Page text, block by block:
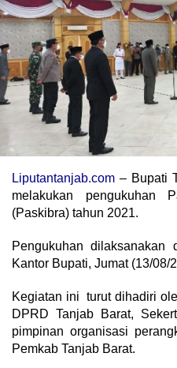
Liputantanjab.com – Bupati
melakukan pengukuhan
(Paskibra) tahun 2021.
Pengukuhan dilaksanakan
Kantor Bupati, Jumat (13/08/
Kegiatan ini turut dihadiri
DPRD Tanjab Barat,
pimpinan organisasi
Pemkab Tanjab Barat.